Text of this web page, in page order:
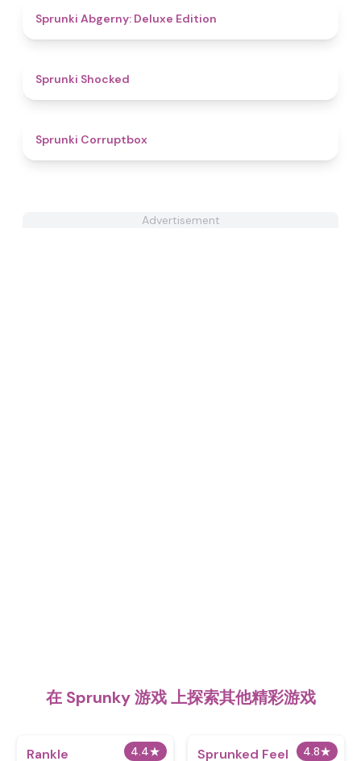
Sprunki Abgerny: Deluxe Edition
Sprunki Shocked
Sprunki Corruptbox
Advertisement
在 Sprunky 游戏 上探索其他精彩游戏
4.4★
Rankle 4.8★
Sprunked Feel